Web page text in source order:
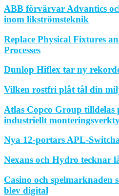
ABB förvärvar Advantics
inom likströmsteknik
Replace Physical Fixtures
Processes
Dunlop Hiflex tar ny
Vilken rostfri plåt tål din
Atlas Copco Group tilldelas
industriellt
Nya 12-portars APL-
Nexans och Hydro tecknar
Casino och spelmarknaden
blev digital